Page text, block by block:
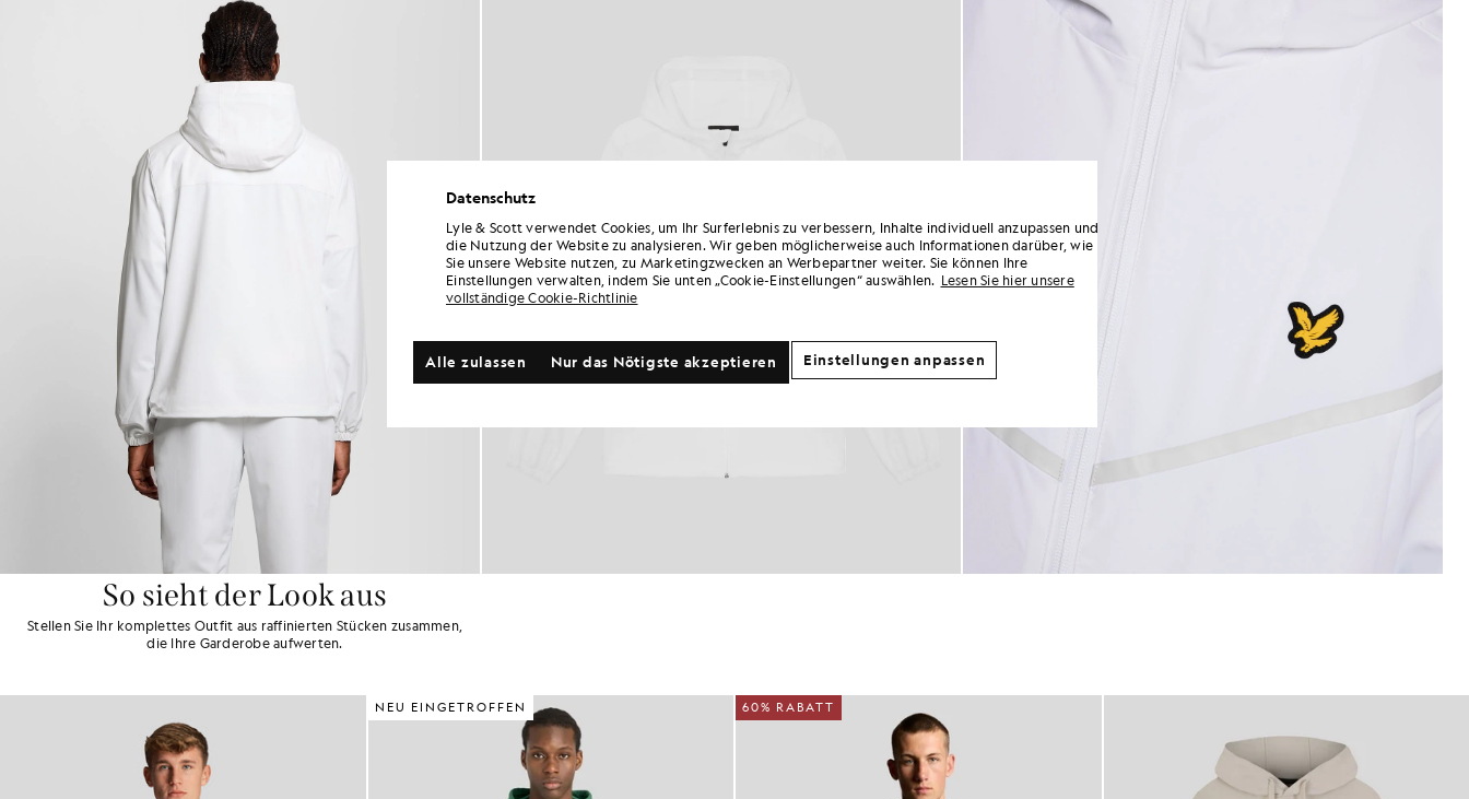
So sieht der Look aus
Stellen Sie Ihr komplettes Outfit aus raffinierten Stücken zusammen,
die Ihre Garderobe aufwerten.
NEU EINGETROFFEN 60% RABATT
Datenschutz
Lyle & Scott verwendet Cookies, um Ihr Surferlebnis zu verbessern, Inhalte individuell anzupassen und
die Nutzung der Website zu analysieren. Wir geben möglicherweise auch Informationen darüber, wie
Sie unsere Website nutzen, zu Marketingzwecken an Werbepartner weiter. Sie können Ihre
Einstellungen verwalten, indem Sie unten „Cookie-Einstellungen“ auswählen. Lesen Sie hier unsere
vollständige Cookie-Richtlinie
Nur das Nötigste akzeptieren
Alle zulassen Einstellungen anpassen